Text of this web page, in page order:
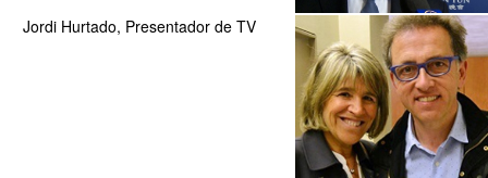
Jordi Hurtado, Presentador de TV